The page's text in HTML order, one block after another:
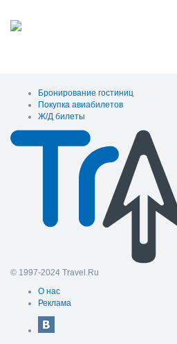
Бронирование гостиниц
Покупка авиабилетов
Ж/Д билеты
© 1997-2024 Travel.Ru
О нас
Реклама